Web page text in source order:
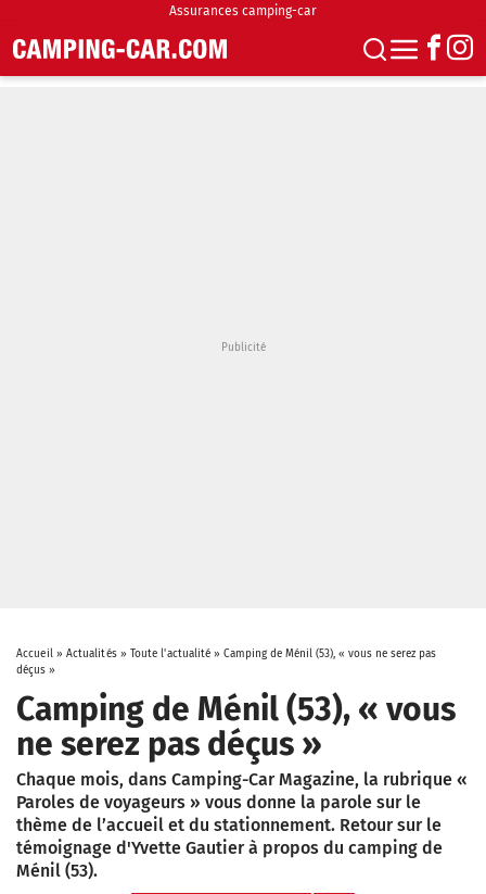
Assurances camping-car
Accueil» Actualités» Toute l'actualité »Camping de Ménil (53), « vous ne serez pas
déçus »
Camping de Ménil (53), « vous
ne serez pas déçus »
Chaque mois, dans Camping-Car Magazine, la rubrique «
Paroles de voyageurs » vous donne la parole sur le
thème de l’accueil et du stationnement. Retour sur le
témoignage d'Yvette Gautier à propos du camping de
Ménil (53).